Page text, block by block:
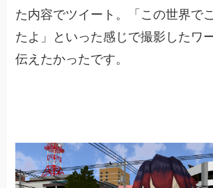
た内容でツイート。「この世界で
たよ」といった感じで撮影したワ
伝えたかったです。